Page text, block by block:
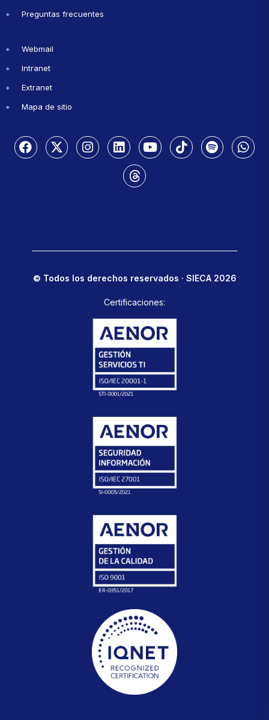
Preguntas frecuentes
Webmail
Intranet
Extranet
Mapa de sitio
© Todos los derechos reservados · SIECA 2026
Certificaciones: